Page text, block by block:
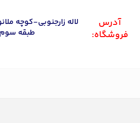
آدرس
فروشگاه:
لاله زارجنوبی-کوچه
طبقه سوم